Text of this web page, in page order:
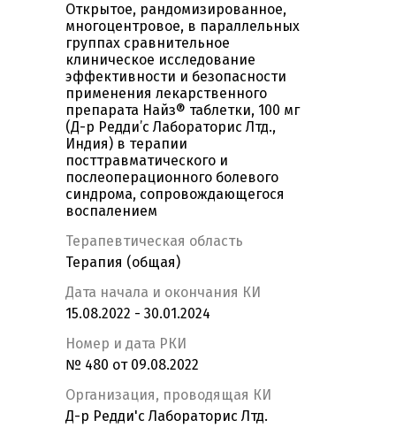
Открытое, рандомизированное,
многоцентровое, в параллельных
группах сравнительное
клиническое исследование
эффективности и безопасности
применения лекарственного
препарата Найз® таблетки, 100 мг
(Д-р Редди’с Лабораторис Лтд.,
Индия) в терапии
посттравматического и
послеоперационного болевого
синдрома, сопровождающегося
воспалением
Терапевтическая область
Терапия (общая)
Дата начала и окончания КИ
15.08.2022 - 30.01.2024
Номер и дата РКИ
№ 480 от 09.08.2022
Организация, проводящая КИ
Д-р Редди'с Лабораторис Лтд.